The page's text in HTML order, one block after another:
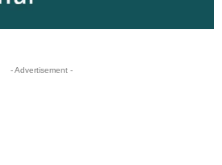
- Advertisement -